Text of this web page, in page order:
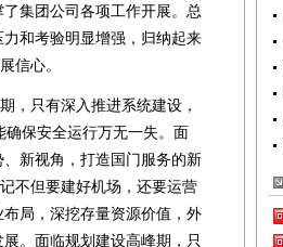
集团公司各项工作开展。总
和考验明显增强，归纳起来
信心。
只有深入推进系统建设，
保安全运行万无一失。面
新视角，打造国门服务的新
不但要建好机场，还要运营
局，深挖存量资源价值，外
。面临规划建设高峰期，只